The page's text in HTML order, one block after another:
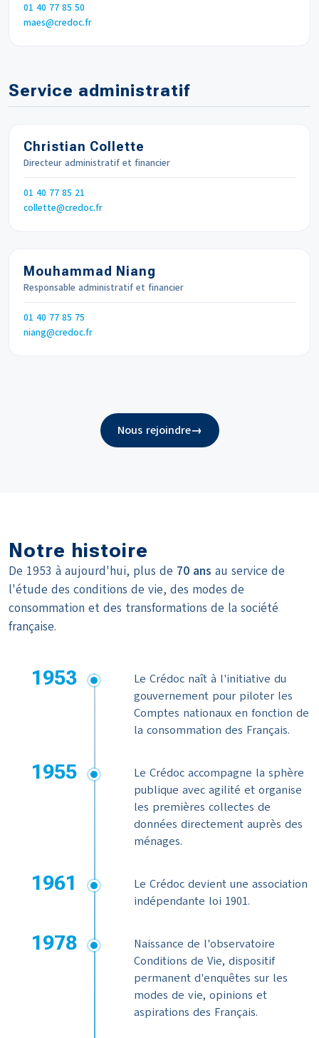
Téléphone
01 40 77 85 50
Email
maes credoc.fr
Service administratif
Christian Collette
Directeur administratif et financier
Téléphone
01 40 77 85 21
Email
collette credoc.fr
Mouhammad Niang
Responsable administratif et financier
Téléphone
01 40 77 85 75
Email
niang credoc.fr
Nous rejoindre→
Notre histoire
De 1953 à aujourd'hui, plus de 70 ans au service de
l'étude des conditions de vie, des modes de
consommation et des transformations de la société
française.
1953
Le Crédoc naît à l'initiative du
gouvernement pour piloter les
Comptes nationaux en fonction de
la consommation des Français.
1955
Le Crédoc accompagne la sphère
publique avec agilité et organise
les premières collectes de
données directement auprès des
ménages.
1961
Le Crédoc devient une association
indépendante loi 1901.
1978
Naissance de l'observatoire
Conditions de Vie, dispositif
permanent d'enquêtes sur les
modes de vie, opinions et
aspirations des Français.